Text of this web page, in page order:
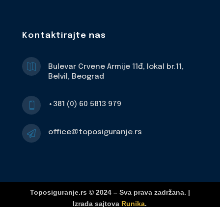
Kontaktirajte nas

Bulevar Crvene Armije 11đ, lokal br.11,
Belvil, Beograd
 +381 (0) 60 5813 979
 office@toposiguranje.rs
Toposiguranje.rs © 2024 – Sva prava zadržana. |
Izrada sajtova Runika.